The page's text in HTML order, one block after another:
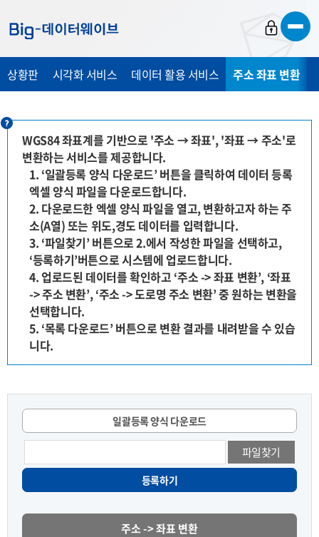
가
가
가
상황판 시각화 서비스 데이터 활용 서비스 주소 좌표 변환
WGS84 좌표계를 기반으로 '주소 → 좌표', '좌표 → 주소'로
변환하는 서비스를 제공합니다.
1. ‘일괄등록 양식 다운로드’ 버튼을 클릭하여 데이터 등록
엑셀 양식 파일을 다운로드합니다.
2. 다운로드한 엑셀 양식 파일을 열고, 변환하고자 하는 주
소(A열) 또는 위도,경도 데이터를 입력합니다.
3. ‘파일찾기’ 버튼으로 2.에서 작성한 파일을 선택하고,
‘등록하기’버튼으로 시스템에 업로드합니다.
4. 업로드된 데이터를 확인하고 ‘주소 -> 좌표 변환’, ‘좌표
-> 주소 변환’, ‘주소 -> 도로명 주소 변환’ 중 원하는 변환을
선택합니다.
5. ‘목록 다운로드’ 버튼으로 변환 결과를 내려받을 수 있습
니다.
일괄등록 양식 다운로드
파일찾기
등록하기
주소 -> 좌표 변환